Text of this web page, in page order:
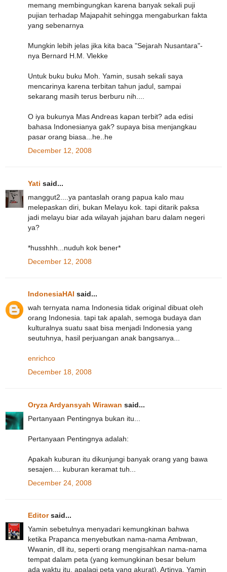
memang membingungkan karena banyak sekali puji
pujian terhadap Majapahit sehingga mengaburkan fakta
yang sebenarnya
Mungkin lebih jelas jika kita baca "Sejarah Nusantara"-
nya Bernard H.M. Vlekke
Untuk buku buku Moh. Yamin, susah sekali saya
mencarinya karena terbitan tahun jadul, sampai
sekarang masih terus berburu nih....
O iya bukunya Mas Andreas kapan terbit? ada edisi
bahasa Indonesianya gak? supaya bisa menjangkau
pasar orang biasa...he..he
December 12, 2008
Yati said...
manggut2....ya pantaslah orang papua kalo mau
melepaskan diri, bukan Melayu kok. tapi ditarik paksa
jadi melayu biar ada wilayah jajahan baru dalam negeri
ya?
*husshhh...nuduh kok bener*
December 12, 2008
IndonesiaHAI said...
wah ternyata nama Indonesia tidak original dibuat oleh
orang Indonesia. tapi tak apalah, semoga budaya dan
kulturalnya suatu saat bisa menjadi Indonesia yang
seutuhnya, hasil perjuangan anak bangsanya...
enrichco
December 18, 2008
Oryza Ardyansyah Wirawan said...
Pertanyaan Pentingnya bukan itu...
Pertanyaan Pentingnya adalah:
Apakah kuburan itu dikunjungi banyak orang yang bawa
sesajen.... kuburan keramat tuh...
December 24, 2008
Editorsaid...
Yamin sebetulnya menyadari kemungkinan bahwa
ketika Prapanca menyebutkan nama-nama Ambwan,
Wwanin, dll itu, seperti orang mengisahkan nama-nama
tempat dalam peta (yang kemungkinan besar belum
ada waktu itu, apalagi peta yang akurat). Artinya, Yamin